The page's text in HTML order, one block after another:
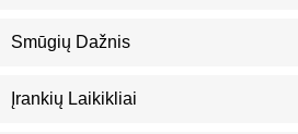
Smūgių Dažnis
Įrankių Laikikliai